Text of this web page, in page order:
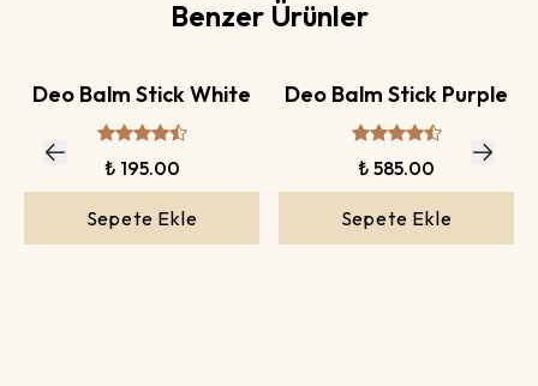
Benzer Ürünler
Deo Balm Stick White
₺ 195.00
Sepete Ekle
Deo Balm Stick Purple
₺ 585.00
Sepete Ekle